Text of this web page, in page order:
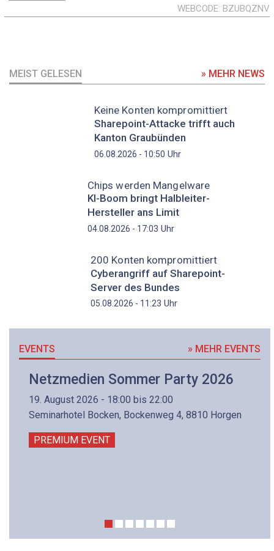
WEBCODE BZUBQZNV
MEIST GELESEN » MEHR NEWS
Keine Konten kompromittiert
Sharepoint-Attacke trifft auch
Kanton Graubünden
06.08.2026 - 10:50 Uhr
Chips werden Mangelware
KI-Boom bringt Halbleiter-
Hersteller ans Limit
04.08.2026 - 17:03 Uhr
200 Konten kompromittiert
Cyberangriff auf Sharepoint-
Server des Bundes
05.08.2026 - 11:23 Uhr
EVENTS » MEHR EVENTS
Netzmedien Sommer Party 2026
19. August 2026 - 18:00 bis 22:00
Seminarhotel Bocken, Bockenweg 4, 8810 Horgen
PREMIUM EVENT